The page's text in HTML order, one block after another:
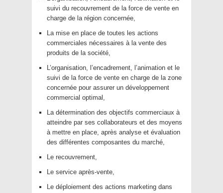
suivi du recouvrement de la force de vente en
charge de la région concernée,
La mise en place de toutes les actions
commerciales nécessaires à la vente des
produits de la société,
L’organisation, l’encadrement, l’animation et le
suivi de la force de vente en charge de la zone
concernée pour assurer un développement
commercial optimal,
La détermination des objectifs commerciaux à
atteindre par ses collaborateurs et des moyens
à mettre en place, après analyse et évaluation
des différentes composantes du marché,
Le recouvrement,
Le service après-vente,
Le déploiement des actions marketing dans